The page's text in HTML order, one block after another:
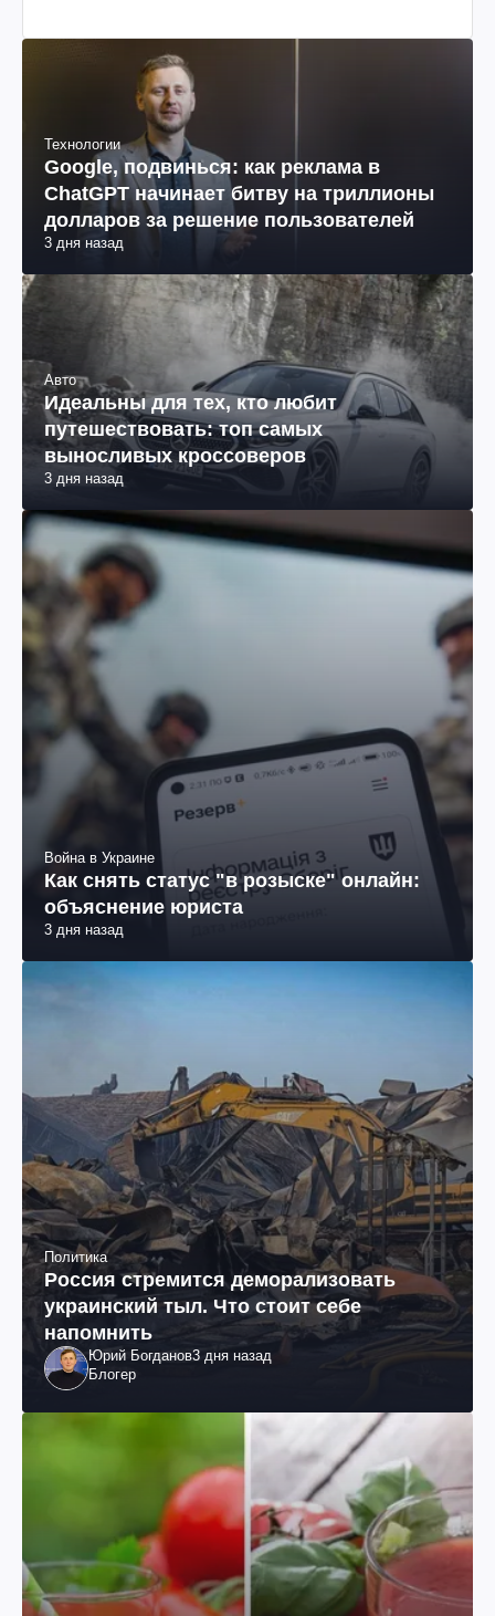
Технологии
Google, подвинься: как реклама в
ChatGPT начинает битву на триллионы
долларов за решение пользователей
3 дня назад
Авто
Идеальны для тех, кто любит
путешествовать: топ самых
выносливых кроссоверов
3 дня назад
Война в Украине
Как снять статус "в розыске" онлайн:
объяснение юриста
3 дня назад
Политика
Россия стремится деморализовать
украинский тыл. Что стоит себе
напомнить
Юрий Богданов3 дня назад
Блогер